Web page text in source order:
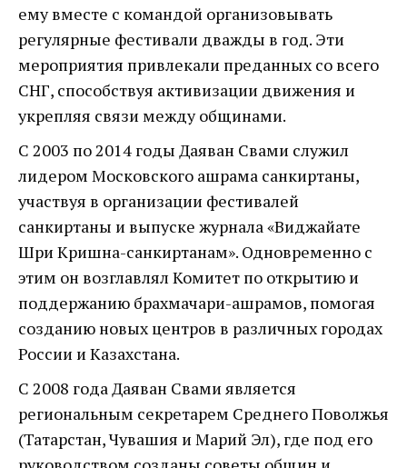
ему вместе с командой организовывать
регулярные фестивали дважды в год. Эти
мероприятия привлекали преданных со всего
СНГ, способствуя активизации движения и
укрепляя связи между общинами.
С 2003 по 2014 годы Даяван Свами служил
лидером Московского ашрама санкиртаны,
участвуя в организации фестивалей
санкиртаны и выпуске журнала «Виджайате
Шри Кришна-санкиртанам». Одновременно с
этим он возглавлял Комитет по открытию и
поддержанию брахмачари-ашрамов, помогая
созданию новых центров в различных городах
России и Казахстана.
С 2008 года Даяван Свами является
региональным секретарем Среднего Поволжья
(Татарстан, Чувашия и Марий Эл), где под его